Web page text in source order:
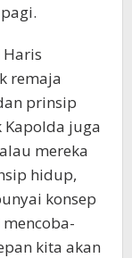
remaja
prinsip
Kapolda juga
mereka
hidup,
konsep
kita akan